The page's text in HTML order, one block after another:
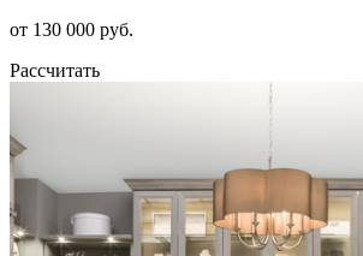
от 130 000 руб.
Рассчитать